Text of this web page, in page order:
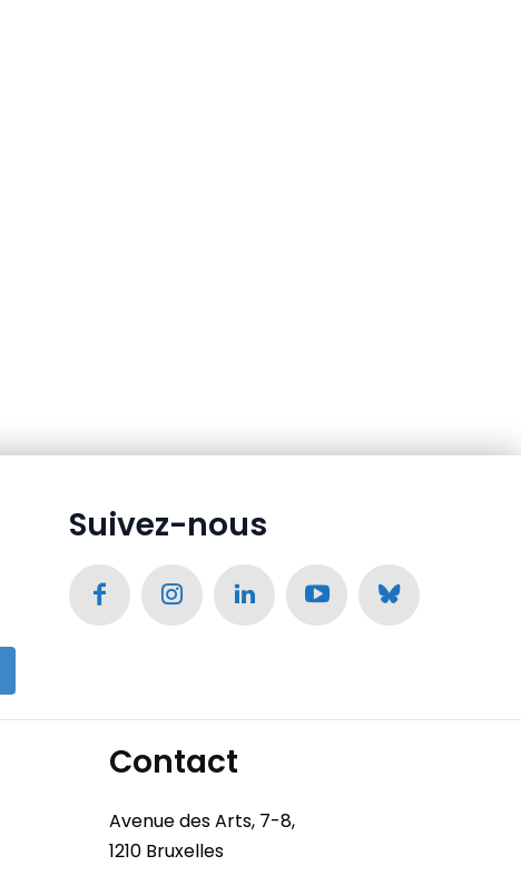
Suivez-nous
Contact
Avenue des Arts, 7-8,
1210 Bruxelles